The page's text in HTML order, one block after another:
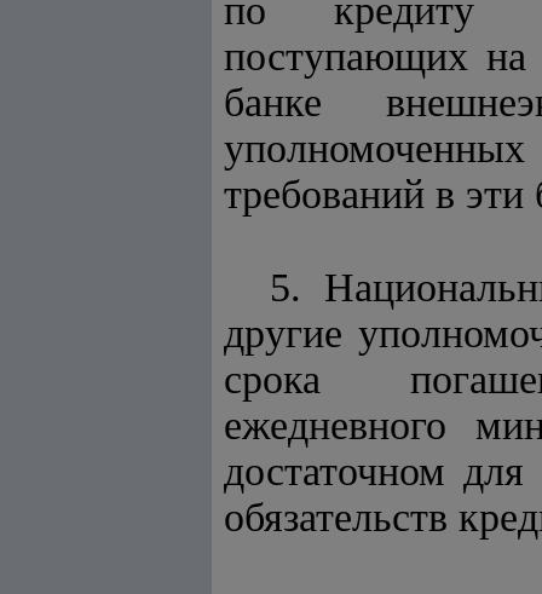
по кредиту за
поступающих
банке
требований в эти
5.
другие
срока
ежедневного
достаточном
обязательств